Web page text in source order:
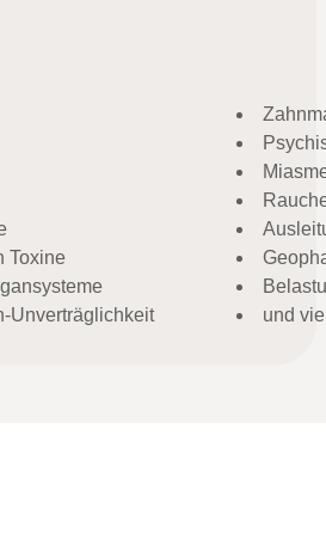
Toxine
Unverträglichkeit
und